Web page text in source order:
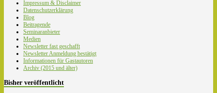
Impressum & Disclaimer
Datenschutzerklärung
Blog
Beitragende
Seminaranbieter
Medien
Newsletter fast geschafft
Newsletter Anmeldung bestätigt
Informationen für Gastautoren
Archiv (2015 und älter)
Bisher veröffentlicht